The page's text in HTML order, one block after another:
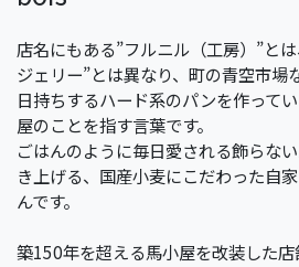
店名にもある”フルニル（工房）”と
ジェリー”とは異なり、町の青空市場
日持ちするハード系のパンを作って
屋のことを指す言葉です。
ごはんのように毎日愛される飾らな
き上げる、国産小麦にこだわった自
んです。
築150年を超える馬小屋を改装した